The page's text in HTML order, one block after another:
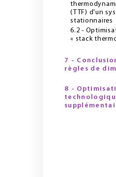
(TTF) d'un
stationnaires
6.2 -
« stack
7 -
règles de
8 -